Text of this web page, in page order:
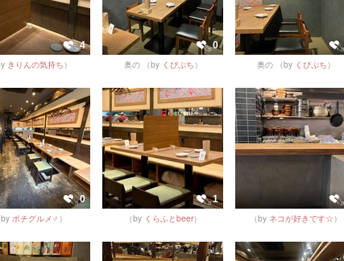
4
きりんの気持ち ）
0
奥の （by くぴぷち ） 奥の （by くぴぷち ）
0
by ポチグルメ♂ ）
1
（by くらふとbeer） （by ネコが好きです☆ ）